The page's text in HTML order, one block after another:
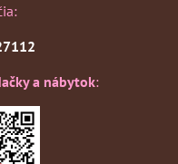
a nábytok: